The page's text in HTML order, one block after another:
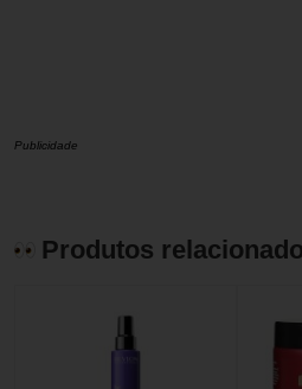
Publicidade
Produtos